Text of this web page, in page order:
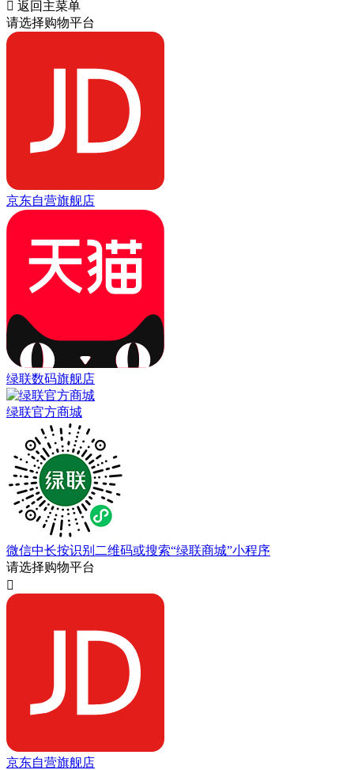
 返回主菜单
请选择购物平台
京东自营旗舰店
绿联数码旗舰店
绿联官方商城
微信中长按识别二维码或搜索“绿联商城”小程序
请选择购物平台

京东自营旗舰店